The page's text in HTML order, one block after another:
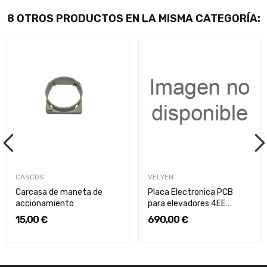
8 OTROS PRODUCTOS EN LA MISMA CATEGORÍA:
CASCOS
Carcasa de maneta de
accionamiento
15,00 €
VELYEN
Placa Electronica PCB
para elevadores 4EE
Antiguos
690,00 €